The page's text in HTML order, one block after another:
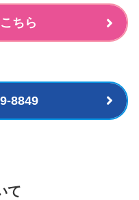
ちら
8849
て